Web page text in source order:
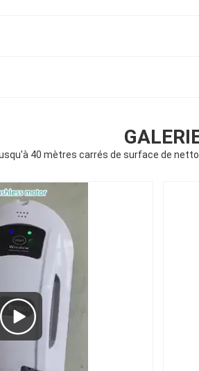
40 mètres carrés de surface de